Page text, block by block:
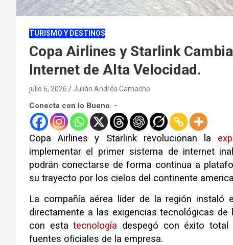
TURISMO Y DESTINOS
Copa Airlines y Starlink
Internet de Alta Velocidad.
julio 6, 2026 Julián Andrés Camacho
Conecta con lo Bueno. -
Copa Airlines y Starlink revolucionan la
implementar el primer sistema de internet
podrán conectarse de forma continua a
su trayecto por los cielos del continente
La compañía aérea líder de la región instaló
directamente a las exigencias tecnológicas
con estatecnología despegó con éxito total
fuentes oficiales de la empresa.